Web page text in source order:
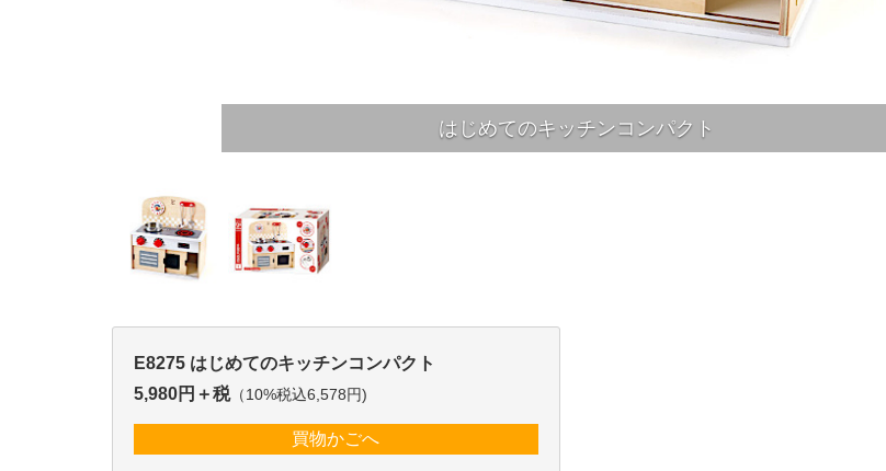
はじめてのキッチンコンパクト
E8275 はじめてのキッチンコンパクト
5,980円＋税（10%税込6,578円)
買物かごへ